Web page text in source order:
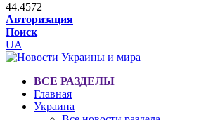
44.4572
Авторизация
Поиск
UA
ВСЕ РАЗДЕЛЫ
Главная
Украина